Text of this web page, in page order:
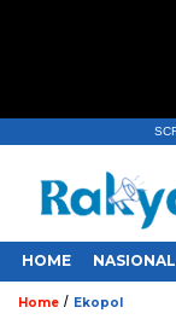
HOME NASIONAL
Home / Ekopol